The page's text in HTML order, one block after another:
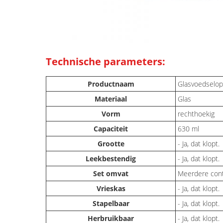
Technische parameters:
Productnaam
Materiaal
Glas
Vorm
rechthoekig
Capaciteit
630 ml
Grootte
- Ja, dat klopt.
Leekbestendig
- Ja, dat klopt.
Set omvat
Meerdere
Vrieskas
- Ja, dat klopt.
Stapelbaar
- Ja, dat klopt.
Herbruikbaar
- Ja, dat klopt.